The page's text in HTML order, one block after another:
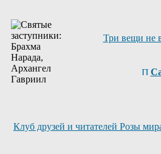
Три вещи не
Клуб друзей и читателей Розы